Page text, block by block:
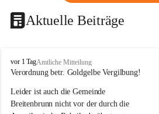
Aktuelle Beiträge
B
r
i
t
vor 1 TagAmtliche Mitteilung
Verordnung betr. Goldgelbe Vergilbung!
Leider ist auch die Gemeinde
Breitenbrunn nicht vor der durch die